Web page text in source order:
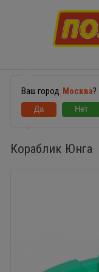
Ваш город Москва?
Кораблик Юнга